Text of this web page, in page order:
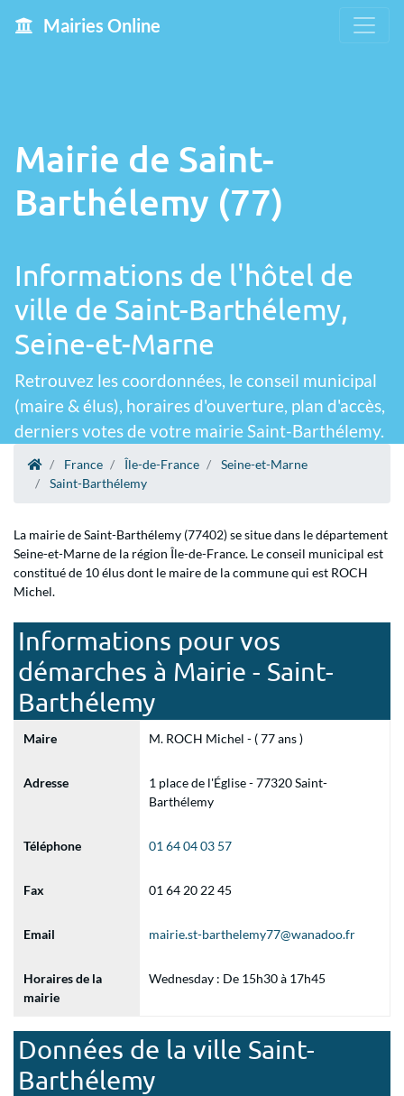
Mairies Online
Mairie de Saint-
Barthélemy (77)
Informations de l'hôtel de
ville de Saint-Barthélemy,
Seine-et-Marne
Retrouvez les coordonnées, le conseil municipal
(maire & élus), horaires d'ouverture, plan d'accès,
derniers votes de votre mairie Saint-Barthélemy.
France Île-de-France
Seine-et-Marne
Saint-Barthélemy
La mairie de Saint-Barthélemy (77402) se situe dans le département
Seine-et-Marne de la région Île-de-France. Le conseil municipal est
constitué de 10 élus dont le maire de la commune qui est ROCH
Michel.
Informations pour vos
démarches à Mairie - Saint-
Barthélemy
Maire M. ROCH Michel - ( 77 ans )
Adresse
1 place de l'Église - 77320 Saint-
Barthélemy
Téléphone 01 64 04 03 57
Fax 01 64 20 22 45
Email mairie.st-barthelemy77@wanadoo.fr
Horaires de la
mairie
Wednesday : De 15h30 à 17h45
Données de la ville Saint-
Barthélemy